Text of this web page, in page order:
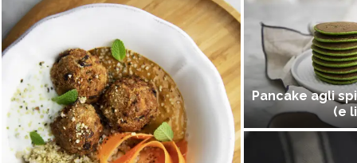
Pancake agli
(e